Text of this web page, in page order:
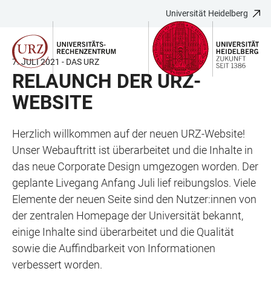
LINKS
ZUR
BARRIEREFREIHEIT
HAUPTINHALT
ÖFFNEN
ÖFFNEN
Universität Heidelberg
7. JULI 2021 - DAS URZ
RELAUNCH DER URZ-
WEBSITE
Herzlich willkommen auf der neuen URZ-Website!
Unser Webauftritt ist überarbeitet und die Inhalte in
das neue Corporate Design umgezogen worden. Der
geplante Livegang Anfang Juli lief reibungslos. Viele
Elemente der neuen Seite sind den Nutzer:innen von
der zentralen Homepage der Universität bekannt,
einige Inhalte sind überarbeitet und die Qualität
sowie die Auffindbarkeit von Informationen
verbessert worden.